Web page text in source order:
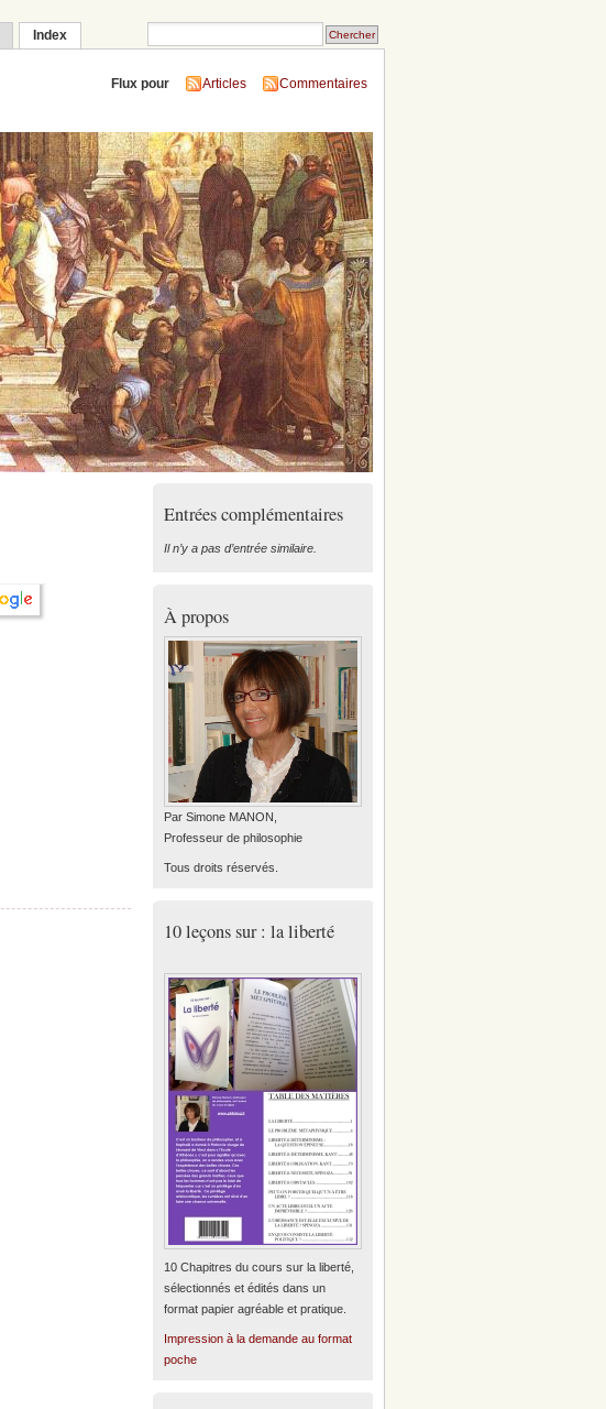
Index
Flux pour Articles Commentaires
Entrées complémentaires
Il n’y a pas d’entrée similaire.
À propos
Par Simone MANON,
Professeur de philosophie
Tous droits réservés.
10 leçons sur : la liberté
10 Chapitres du cours sur la liberté,
sélectionnés et édités dans un
format papier agréable et pratique.
Impression à la demande au format
poche